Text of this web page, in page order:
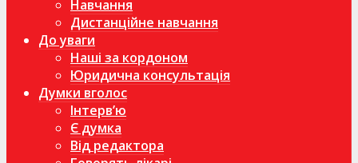
Навчання
Дистанційне навчання
До уваги
Наші за кордоном
Юридична консультація
Думки вголос
Інтерв’ю
Є думка
Від редактора